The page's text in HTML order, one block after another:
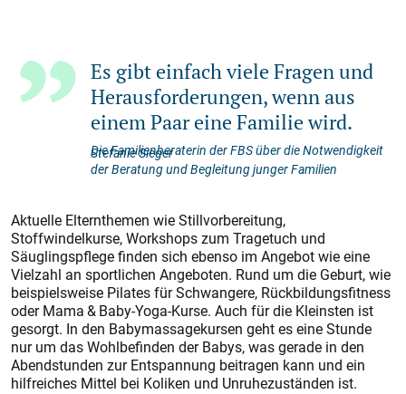
Es gibt einfach viele Fragen und
Herausforderungen, wenn aus
einem Paar eine Familie wird.
Stefanie Sieger
Die Familienberaterin der FBS über die Notwendigkeit
der Beratung und Begleitung junger Familien
Aktuelle Elternthemen wie Stillvorbereitung,
Stoffwindelkurse, Workshops zum Tragetuch und
Säuglingspflege finden sich ebenso im Angebot wie eine
Vielzahl an sportlichen Angeboten. Rund um die Geburt, wie
beispielsweise Pilates für Schwangere, Rückbildungsfitness
oder Mama & Baby-Yoga-Kurse. Auch für die Kleinsten ist
gesorgt. In den Babymassagekursen geht es eine Stunde
nur um das Wohlbefinden der Babys, was gerade in den
Abendstunden zur Entspannung beitragen kann und ein
hilfreiches Mittel bei Koliken und Unruhezuständen ist.